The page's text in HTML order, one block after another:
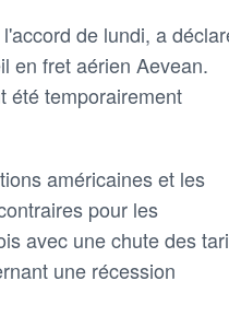
de lundi, a
en fret aérien Aevean.
été temporairement
américaines et les
pour les
avec une chute des
une récession